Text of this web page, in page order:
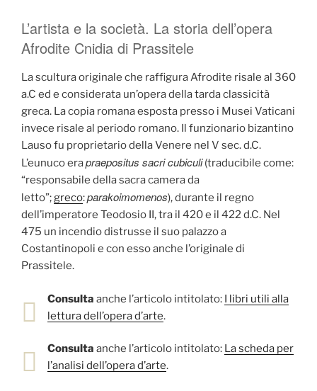
L’artista e la società. La storia dell’opera
Afrodite Cnidia di Prassitele
La scultura originale che raffigura Afrodite risale al 360
a.C ed e considerata un’opera della tarda classicità
greca. La copia romana esposta presso i Musei Vaticani
invece risale al periodo romano. Il funzionario bizantino
Lauso fu proprietario della Venere nel V sec. d.C.
L’eunuco erapraepositus sacri cubiculi(traducibile come:
“responsabile della sacra camera da
letto”;greco:parakoimomenos), durante il regno
dell’imperatore Teodosio II, tra il 420 e il 422 d.C. Nel
475 un incendio distrusse il suo palazzo a
Costantinopoli e con esso anche l’originale di
Prassitele.
Consulta anche l’articolo intitolato: I libri utili alla
lettura dell’opera d’arte.
Consulta anche l’articolo intitolato: La scheda per
l’analisi dell’opera d’arte.